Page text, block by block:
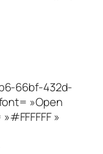
66bf-432d-
»Open
»